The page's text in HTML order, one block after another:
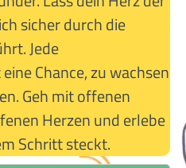
sicher durch die
Jede
Chance, zu wachsen
Geh mit offenen
Herzen und erlebe
Schritt steckt.